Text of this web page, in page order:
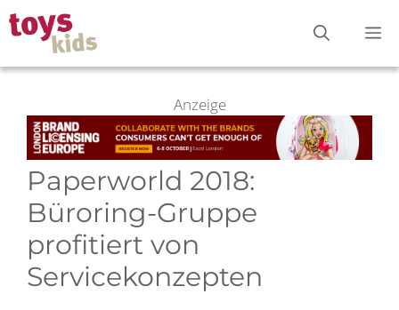
Zum
Inhalt
springen
Anzeige
Paperworld 2018:
Büroring-Gruppe
profitiert von
Servicekonzepten